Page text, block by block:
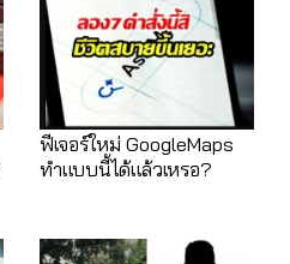
ฟีเจอร์ใหม่ GoogleMaps
ทำแบบนี้ได้แล้วเหรอ?